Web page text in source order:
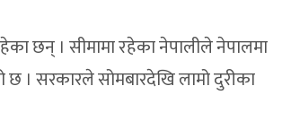
छन् । सीमामा रहेका नेपालीले नेपालमा
छ । सरकारले सोमबारदेखि लामो दुरीका